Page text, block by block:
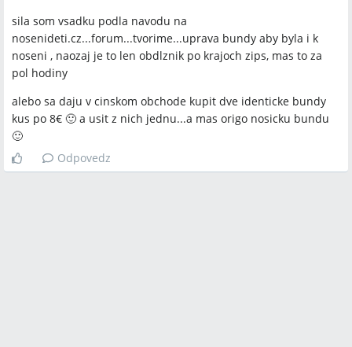
sila som vsadku podla navodu na
nosenideti.cz...forum...tvorime...uprava bundy aby byla i k
noseni , naozaj je to len obdlznik po krajoch zips, mas to za
pol hodiny
alebo sa daju v cinskom obchode kupit dve identicke bundy
kus po 8€ 🙂 a usit z nich jednu...a mas origo nosicku bundu
🙂
Odpovedz